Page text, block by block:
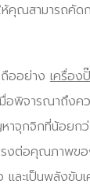
ห้คุณสามารถคัด
ถืออย่าง เครื่อง
อพิจารณาถึงค
จุกจิกที่น้อยกว่
งต่อคุณภาพขอ
ละเป็นพลังขับ